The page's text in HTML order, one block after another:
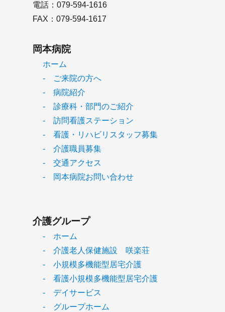
電話：079-594-1616
FAX：079-594-1617
岡本病院
ホーム
- ご来院の方へ
- 病院紹介
- 診療科・部門のご紹介
- 訪問看護ステーション
- 看護・リハビリスタッフ募集
- 介護職員募集
- 交通アクセス
- 岡本病院お問い合わせ
介護グループ
- ホーム
- 介護老人保健施設 咲楽荘
- 小規模多機能型居宅介護
- 看護小規模多機能型居宅介護
- デイサービス
- グループホーム